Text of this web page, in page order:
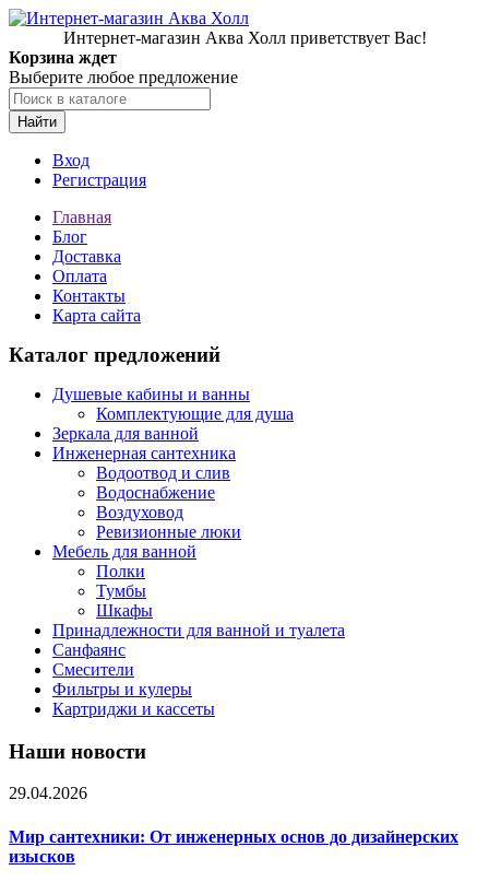
Интернет-магазин Аква Холл приветствует Вас!
Корзина ждет
Выберите любое предложение
Найти
Вход
Регистрация
Главная
Блог
Доставка
Оплата
Контакты
Карта сайта
Каталог предложений
Душевые кабины и ванны
Комплектующие для душа
Зеркала для ванной
Инженерная сантехника
Водоотвод и слив
Водоснабжение
Воздуховод
Ревизионные люки
Мебель для ванной
Полки
Тумбы
Шкафы
Принадлежности для ванной и туалета
Санфаянс
Смесители
Фильтры и кулеры
Картриджи и кассеты
Наши новости
29.04.2026
Мир сантехники: От инженерных основ до дизайнерских
изысков